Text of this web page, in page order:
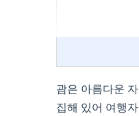
괌은 아름다운
집해 있어 여행